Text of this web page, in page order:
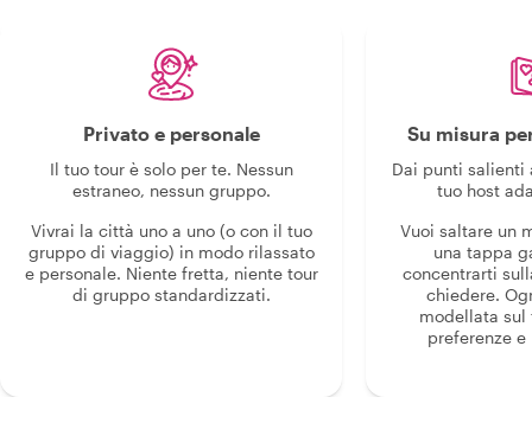
Privato e personale
Il tuo tour è solo per te. Nessun
estraneo, nessun gruppo.
Vivrai la città uno a uno (o con il tuo
gruppo di viaggio) in modo rilassato
e personale. Niente fretta, niente tour
di gruppo standardizzati.
Su misura
Dai punti salienti
tuo host
Vuoi saltare un
una tappa
concentrarti
chiedere.
modellata sul
preferenze